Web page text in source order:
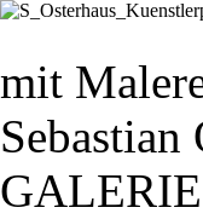
mit
GALERIE